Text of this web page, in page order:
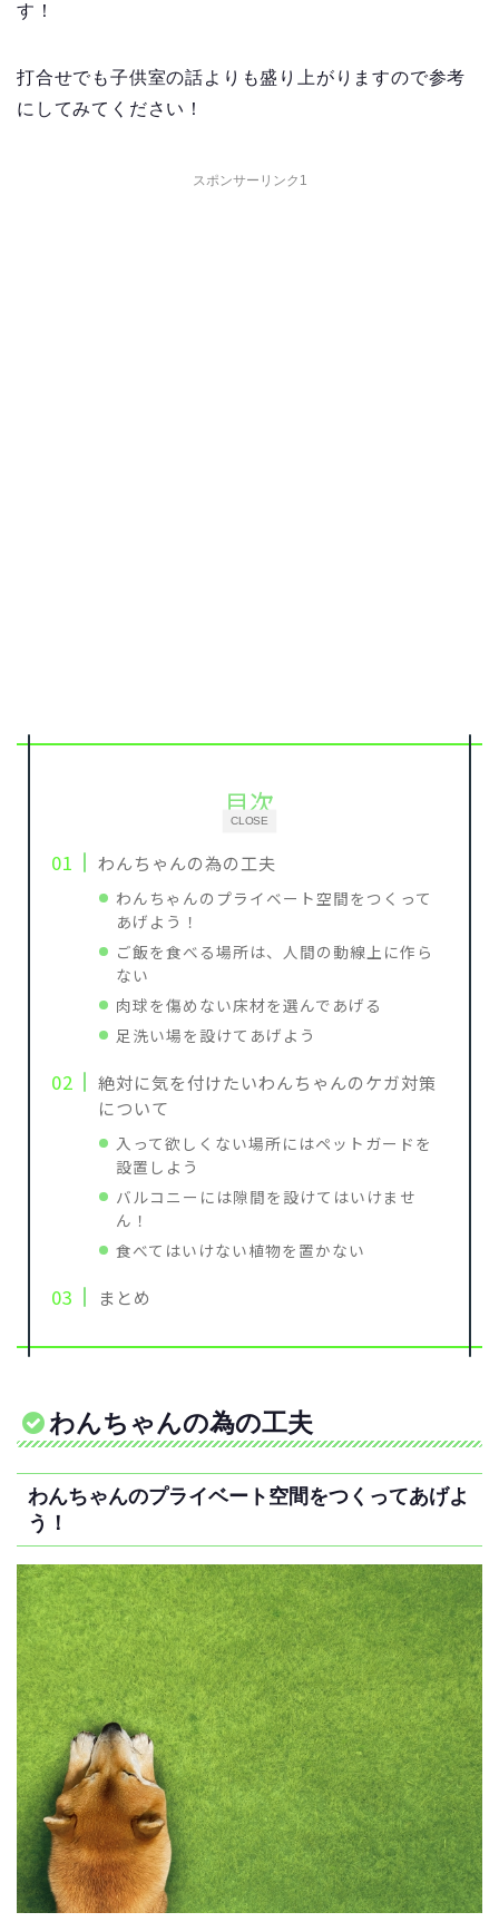
す！
打合せでも子供室の話よりも盛り上がりますので参考
にしてみてください！
スポンサーリンク1
CLOSE
目次
わんちゃんの為の工夫
わんちゃんのプライベート空間をつくって
あげよう！
ご飯を食べる場所は、人間の動線上に作ら
ない
肉球を傷めない床材を選んであげる
足洗い場を設けてあげよう
絶対に気を付けたいわんちゃんのケガ対策
について
入って欲しくない場所にはペットガードを
設置しよう
バルコニーには隙間を設けてはいけませ
ん！
食べてはいけない植物を置かない
まとめ
わんちゃんの為の工夫
わんちゃんのプライベート空間をつくってあげよ
う！